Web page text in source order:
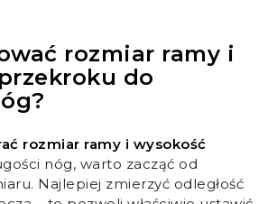
rozmiar ramy i
do
rozmiar ramy i wysokość
nóg, warto zacząć od
Najlepiej zmierzyć odległość